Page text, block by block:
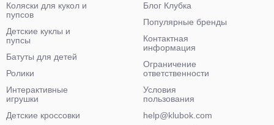
Коляски для кукол и
пупсов
Детские куклы и
пупсы
Батуты для детей
Ролики
Интерактивные
игрушки
Детские кроссовки
Блог Клубка
Популярные бренды
Контактная
информация
Ограничение
ответственности
Условия
пользования
help@klubok.com